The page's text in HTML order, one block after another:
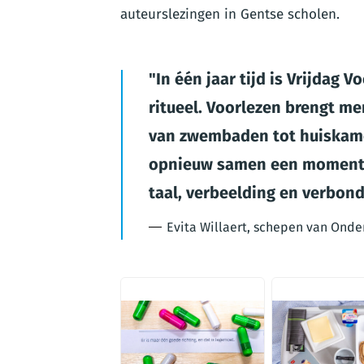
auteurslezingen in Gentse scholen.
In één jaar tijd is Vrijdag
ritueel. Voorlezen brengt
van zwembaden tot
opnieuw samen een
taal, verbeelding en
Evita Willaert, schepen van